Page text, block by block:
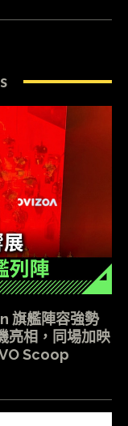
旗艦陣容強勢
亮相，同場加映
Scoop